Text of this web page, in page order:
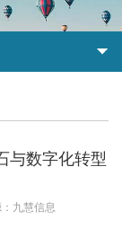
与数字化转型
九慧信息